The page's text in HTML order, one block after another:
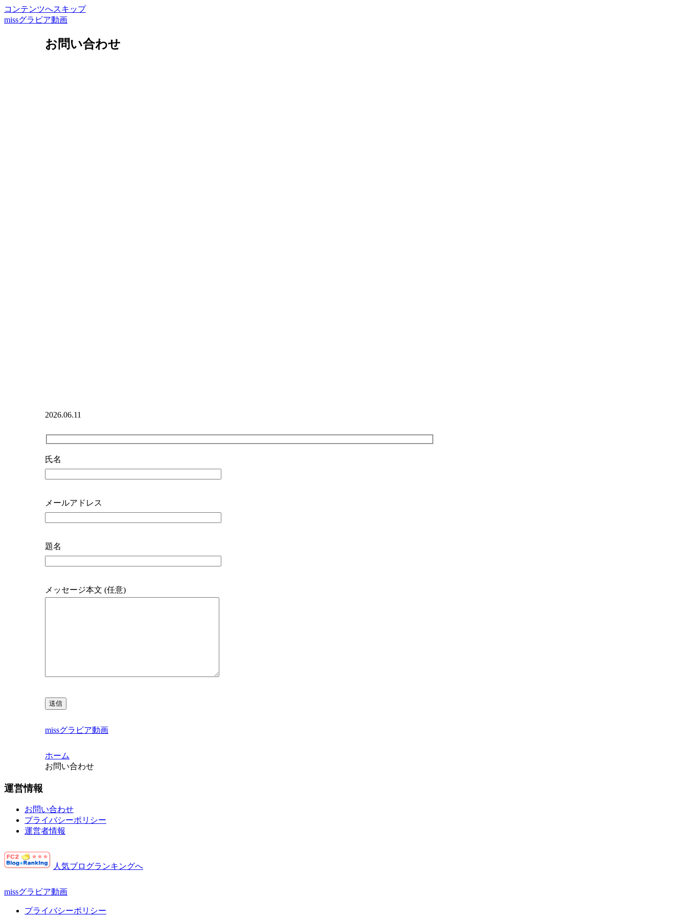
コンテンツへスキップ
missグラビア動画
お問い合わせ
2026.06.11
氏名
メールアドレス
題名
メッセージ本文 (任意)
missグラビア動画
ホーム
お問い合わせ
運営情報
お問い合わせ
プライバシーポリシー
運営者情報
人気ブログランキングへ
missグラビア動画
プライバシーポリシー